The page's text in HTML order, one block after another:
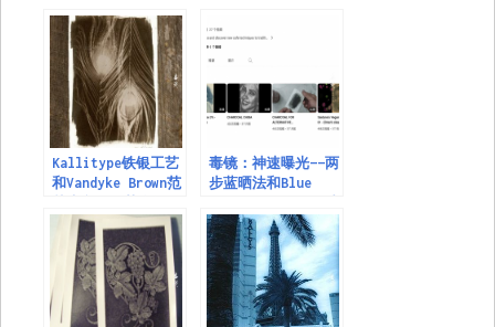
Kallitype铁银工艺
和Vandyke Brown范
（Robert Hirsch）
毒镜：神速曝光——两
步蓝晒法和Blue